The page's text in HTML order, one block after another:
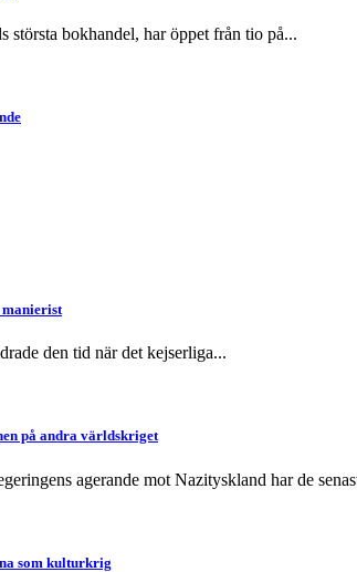
största bokhandel, har öppet från tio på...
manierist
den tid när det kejserliga...
på andra världskriget
agerande mot Nazityskland har de
som kulturkrig